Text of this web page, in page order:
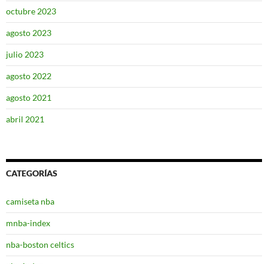
octubre 2023
agosto 2023
julio 2023
agosto 2022
agosto 2021
abril 2021
CATEGORÍAS
camiseta nba
mnba-index
nba-boston celtics